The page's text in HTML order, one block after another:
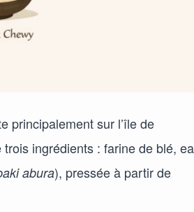
principalement sur l’île de
trois ingrédients : farine de blé,
abura), pressée à partir de